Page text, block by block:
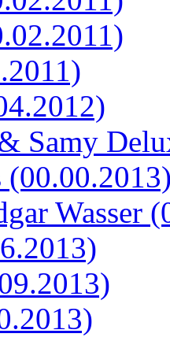
Samy
Wasser